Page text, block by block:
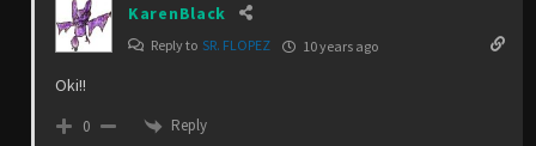
KarenBlack
Reply to SR. FLOPEZ 10 years ago
Oki!!
0 Reply